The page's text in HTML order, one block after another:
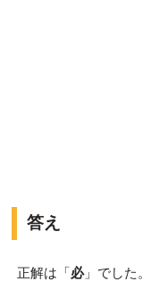
答え
正解は「必」でした。